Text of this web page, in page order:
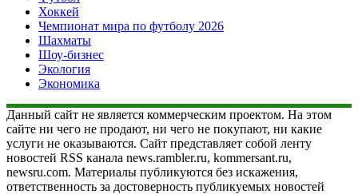
Хоккей
Чемпионат мира по футболу 2026
Шахматы
Шоу-бизнес
Экология
Экономика
Данный сайт не является коммерческим проектом. На этом
сайте ни чего не продают, ни чего не покупают, ни какие
услуги не оказываются. Сайт представляет собой ленту
новостей RSS канала news.rambler.ru, kommersant.ru,
newsru.com. Материалы публикуются без искажения,
ответственность за достоверность публикуемых новостей